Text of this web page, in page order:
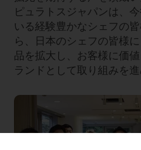
ピュラトスジャパンは、
いる経験豊かなシェフの
ら、日本のシェフの皆様
品を拡大し、お客様に価
ランドとして取り組みを進